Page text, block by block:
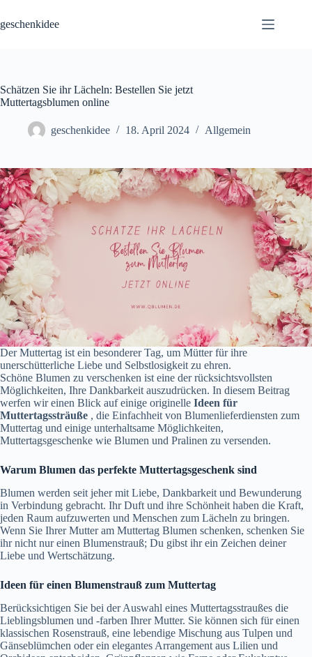
content
geschenkidee
Schätzen Sie ihr Lächeln: Bestellen Sie jetzt
Muttertagsblumen online
geschenkidee 18. April 2024 Allgemein
Der Muttertag ist ein besonderer Tag, um Mütter für ihre
unerschütterliche Liebe und Selbstlosigkeit zu ehren.
Schöne Blumen zu verschenken ist eine der rücksichtsvollsten
Möglichkeiten, Ihre Dankbarkeit auszudrücken. In diesem Beitrag
werfen wir einen Blick auf einige originelle Ideen für
Muttertagssträuße , die Einfachheit von Blumenlieferdiensten zum
Muttertag und einige unterhaltsame Möglichkeiten,
Muttertagsgeschenke wie Blumen und Pralinen zu versenden.
Warum Blumen das perfekte Muttertagsgeschenk sind
Blumen werden seit jeher mit Liebe, Dankbarkeit und Bewunderung
in Verbindung gebracht. Ihr Duft und ihre Schönheit haben die Kraft,
jeden Raum aufzuwerten und Menschen zum Lächeln zu bringen.
Wenn Sie Ihrer Mutter am Muttertag Blumen schenken, schenken Sie
ihr nicht nur einen Blumenstrauß; Du gibst ihr ein Zeichen deiner
Liebe und Wertschätzung.
Ideen für einen Blumenstrauß zum Muttertag
Berücksichtigen Sie bei der Auswahl eines Muttertagsstraußes die
Lieblingsblumen und -farben Ihrer Mutter. Sie können sich für einen
klassischen Rosenstrauß, eine lebendige Mischung aus Tulpen und
Gänseblümchen oder ein elegantes Arrangement aus Lilien und